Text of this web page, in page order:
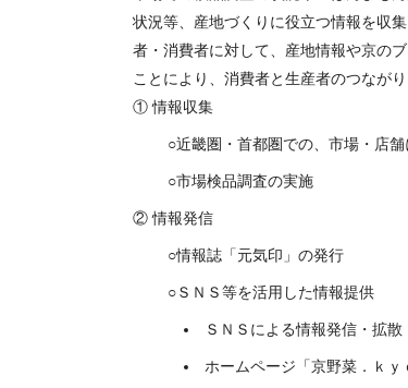
状況等、産地づくりに役立つ情報を収
者・消費者に対して、産地情報や京の
ことにより、消費者と生産者のつながり
① 情報収集
近畿圏・首都圏での、市場・店
市場検品調査の実施
② 情報発信
情報誌「元気印」の発行
ＳＮＳ等を活用した情報提供
ＳＮＳによる情報発信・拡散
ホームページ「京野菜．ｋｙ